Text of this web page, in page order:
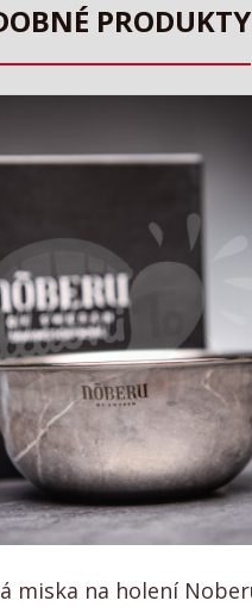
PRODUKTY
miska na holení